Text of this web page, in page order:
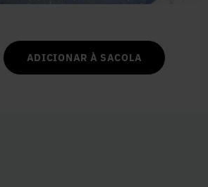
ADICIONAR À SACOLA
Vestido Branco